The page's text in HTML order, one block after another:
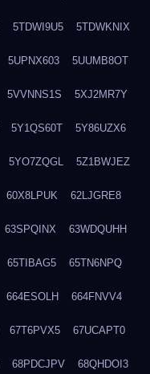
5TDWI9U5 5TDWKNIX
5UPNX603 5UUMB8OT
5VVNNS1S 5XJ2MR7Y
5Y1QS60T 5Y86UZX6
5YO7ZQGL 5Z1BWJEZ
60X8LPUK 62LJGRE8
63SPQINX 63WDQUHH
65TIBAG5 65TN6NPQ
664ESOLH 664FNVV4
67T6PVX5 67UCAPT0
68PDCJPV 68QHDOI3